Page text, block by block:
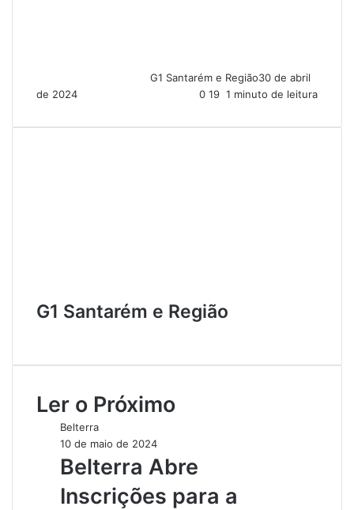
G1 Santarém e Região30 de abril
de 2024
0 19 1 minuto de leitura
G1 Santarém e Região
b
i
tLer o Próximo
Belterra
10 de maio de 2024
Belterra Abre
Inscrições para a